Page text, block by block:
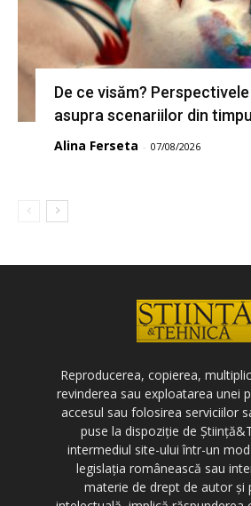
De ce visăm?
asupra scenariilor din
Alina Ferseta - 07/08/2026
Reproducerea, copierea,
revinderea sau exploatarea unei
accesul sau folosirea serviciilor
puse la dispoziție de
intermediul site-ului într-un
legislația românească sau
materie de drept de autor și